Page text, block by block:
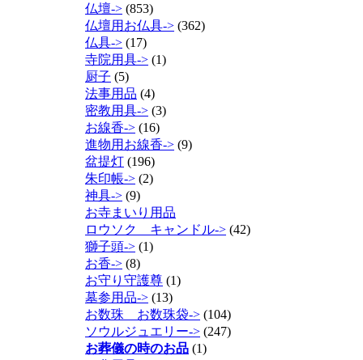
仏壇-> (853)
仏壇用お仏具-> (362)
仏具-> (17)
寺院用具-> (1)
厨子 (5)
法事用品 (4)
密教用具-> (3)
お線香-> (16)
進物用お線香-> (9)
盆提灯 (196)
朱印帳-> (2)
神具-> (9)
お寺まいり用品
ロウソク キャンドル-> (42)
獅子頭-> (1)
お香-> (8)
お守り守護尊 (1)
墓参用品-> (13)
お数珠 お数珠袋-> (104)
ソウルジュエリー-> (247)
お葬儀の時のお品 (1)